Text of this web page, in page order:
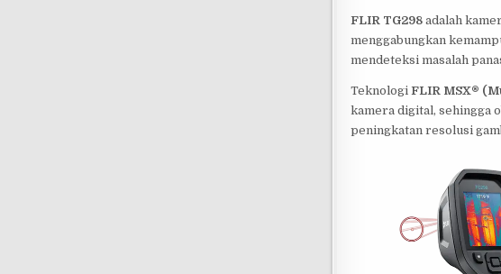
FLIR TG298 adalah
menggabungkan
mendeteksi masalah
TeknologiFLIR MSX®
kamera digital, sehingga
peningkatan resolusi